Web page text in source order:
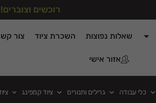
רוכשים
שאלות נפוצות השכרת ציוד צור
אזור אישי
כלי עבודה גרילים ותנורים ציוד קמפינג